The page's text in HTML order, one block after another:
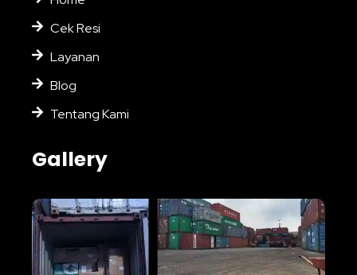
Cek Resi
Layanan
Blog
Tentang Kami
Gallery